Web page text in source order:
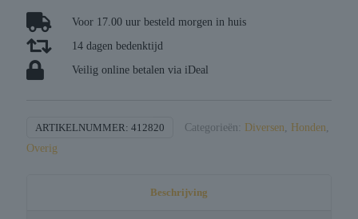
voor
hond
silicone
aantal
Voor 17.00 uur besteld morgen in huis
14 dagen bedenktijd
Veilig online betalen via iDeal
ARTIKELNUMMER: 412820 Categorieën: Diversen Honden
Overig
Beschrijving